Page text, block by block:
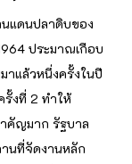
นแดนปลาดิบของ
ประมาณเกือบ
าแล้วหนึ่งครั้งในปี
รั้งที่ 2 ทำให้
คัญมาก รัฐบาล
นที่จัดงานหลัก